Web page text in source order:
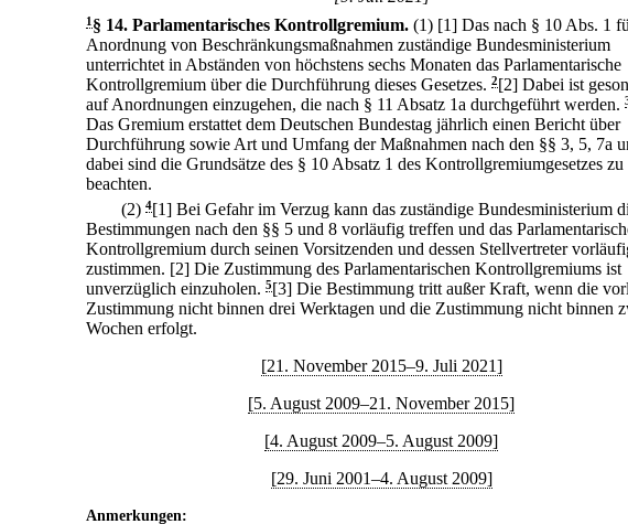
1 § 14. Parlamentarisches Kontrollgremium. (1) [1] Das nach § 10 Abs. 1
Anordnung von Beschränkungsmaßnahmen zuständige Bundesministerium
unterrichtet in Abständen von höchstens sechs Monaten das Parlamentarische
Kontrollgremium über die Durchführung dieses Gesetzes. 2[2] Dabei ist
auf Anordnungen einzugehen, die nach § 11 Absatz 1a durchgeführt werden.
Das Gremium erstattet dem Deutschen Bundestag jährlich einen Bericht über
Durchführung sowie Art und Umfang der Maßnahmen nach den §§ 3, 5, 7a
dabei sind die Grundsätze des § 10 Absatz 1 des Kontrollgremiumgesetzes zu
beachten.
(2) 4[1] Bei Gefahr im Verzug kann das zuständige Bundesministerium
Bestimmungen nach den §§ 5 und 8 vorläufig treffen und das
Kontrollgremium durch seinen Vorsitzenden und dessen Stellvertreter
zustimmen. [2] Die Zustimmung des Parlamentarischen Kontrollgremiums ist
unverzüglich einzuholen. 5[3] Die Bestimmung tritt außer Kraft, wenn die
Zustimmung nicht binnen drei Werktagen und die Zustimmung nicht binnen
Wochen erfolgt.
[21. November 2015–9. Juli 2021]
[5. August 2009–21. November 2015]
[4. August 2009–5. August 2009]
[29. Juni 2001–4. August 2009]
Anmerkungen: